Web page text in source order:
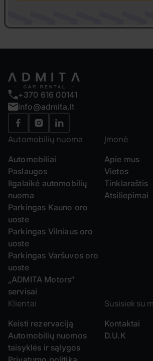
+370 616 00141
info@admita.lt
Automobilių nuoma
Automobiliai
Paslaugos
Ilgalaikė automobilių
nuoma
Parkingas Kauno oro
uoste
Parkingas Vilniaus oro
uoste
Parkingas Varšuvos oro
uoste
„ADMITA Motors“
servisai
Įmonė
Apie mus
Vietos
Tinklaraštis
Atsiliepimai
Klientai
Keisti rezervaciją
Automobilių nuomos
taisyklės ir sąlygos
Susisiek su
Kontaktai
D.U.K